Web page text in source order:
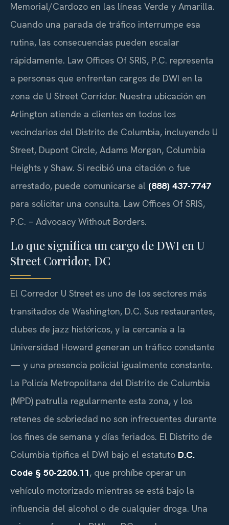
Memorial/Cardozo en las líneas Verde y Amarilla.
Cuando una parada de tráfico interrumpe esa
rutina, las consecuencias pueden escalar
rápidamente. Law Offices Of SRIS, P.C. representa
a personas que enfrentan cargos de DWI en la
zona de U Street Corridor. Nuestra ubicación en
Arlington atiende a clientes en todos los
vecindarios del Distrito de Columbia, incluyendo U
Street, Dupont Circle, Adams Morgan, Columbia
Heights y Shaw. Si recibió una citación o fue
arrestado, puede comunicarse al (888) 437-7747
para solicitar una consulta. Law Offices Of SRIS,
P.C. – Advocacy Without Borders.
Lo que significa un cargo de DWI en U
Street Corridor, DC
El Corredor U Street es uno de los sectores más
transitados de Washington, D.C. Sus restaurantes,
clubes de jazz históricos, y la cercanía a la
Universidad Howard generan un tráfico constante
— y una presencia policial igualmente constante.
La Policía Metropolitana del Distrito de Columbia
(MPD) patrulla regularmente esta zona, y los
retenes de sobriedad no son infrecuentes durante
los fines de semana y días feriados. El Distrito de
Columbia tipifica el DWI bajo el estatuto D.C.
Code § 50-2206.11, que prohíbe operar un
vehículo motorizado mientras se está bajo la
influencia del alcohol o de cualquier droga. Una